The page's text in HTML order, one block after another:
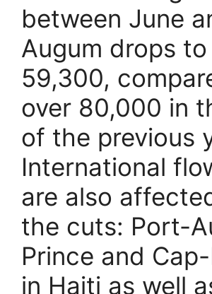
between June
Augum drops
59,300,
over 80,000 in
of the previous
International
are also
the cuts: Port-
Prince and
in Haiti as well